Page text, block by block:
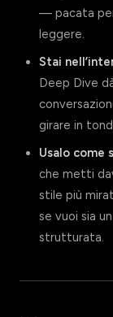
— pacata
leggere.
Stai
Deep Dive
girare in
Usalo come
che metti
stile più
se vuoi sia
strutturata.